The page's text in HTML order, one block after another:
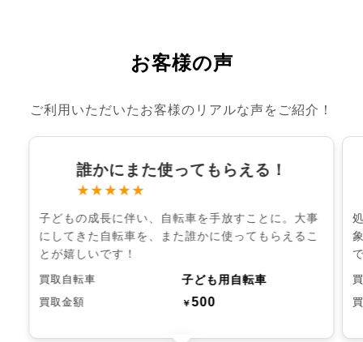
お客様の声
ご利用いただいたお客様のリアルな声をご紹介！
誰かにまた使ってもらえる！
★★★★★
子どもの成長に伴い、自転車を手放すことに。大事
にしてきた自転車を、また誰かに使ってもらえるこ
とが嬉しいです！
買取自転車 子ども用自転車
買取金額 ￥500